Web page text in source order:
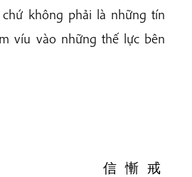
không phải là những tín
víu vào những thế lực bên
ý tài 信 慚 戒